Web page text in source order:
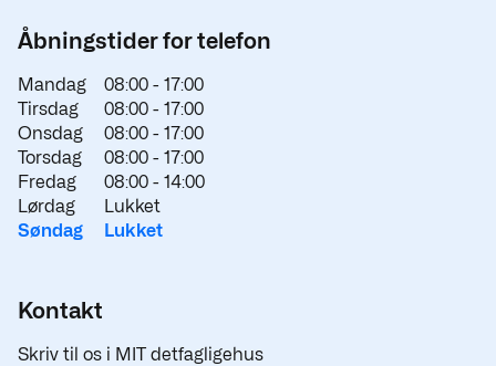
Åbningstider for telefon
Mandag 08:00 - 17:00
Tirsdag
08:00 - 17:00
Onsdag
08:00 - 17:00
Torsdag
08:00 - 17:00
Fredag
08:00 - 14:00
Lørdag
Lukket
Søndag
Lukket
Kontakt
Skriv til os i MIT detfagligehus